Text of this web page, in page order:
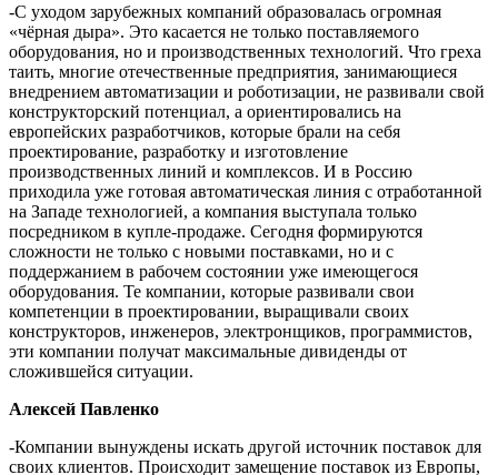
-С уходом зарубежных компаний образовалась огромная
«чёрная дыра». Это касается не только поставляемого
оборудования, но и производственных технологий. Что греха
таить, многие отечественные предприятия, занимающиеся
внедрением автоматизации и роботизации, не развивали свой
конструкторский потенциал, а ориентировались на
европейских разработчиков, которые брали на себя
проектирование, разработку и изготовление
производственных линий и комплексов. И в Россию
приходила уже готовая автоматическая линия с отработанной
на Западе технологией, а компания выступала только
посредником в купле-продаже. Сегодня формируются
сложности не только с новыми поставками, но и с
поддержанием в рабочем состоянии уже имеющегося
оборудования. Те компании, которые развивали свои
компетенции в проектировании, выращивали своих
конструкторов, инженеров, электронщиков, программистов,
эти компании получат максимальные дивиденды от
сложившейся ситуации.
Алексей Павленко
-Компании вынуждены искать другой источник поставок для
своих клиентов. Происходит замещение поставок из Европы,